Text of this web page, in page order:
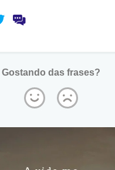
Gostando das frases?